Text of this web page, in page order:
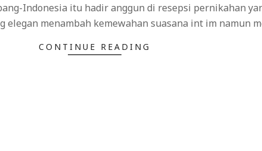
Indonesia itu hadir anggun di resepsi pernikahan
elegan menambah kemewahan suasana int im namun
CONTINUE READING